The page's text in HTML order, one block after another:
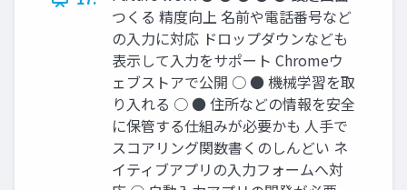
つくる 精度向上 名前や電話番号など
の入力に対応 ドロップダウンなども
表示して入力をサポート Chromeウ
ェブストアで公開 ○ ● 機械学習を取
り入れる ○ ● 住所などの情報を安全
に保管する仕組みが必要かも 人手で
スコアリング関数書くのしんどい ネ
イティブアプリの入力フォームへ対